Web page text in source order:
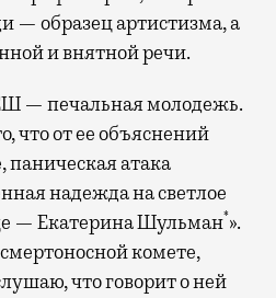
— образец артистизма, а
и внятной речи.
— печальная молодежь.
что от ее объяснений
паническая атака
надежда на светлое
— Екатерина Шульман*».
комете,
что говорит о ней